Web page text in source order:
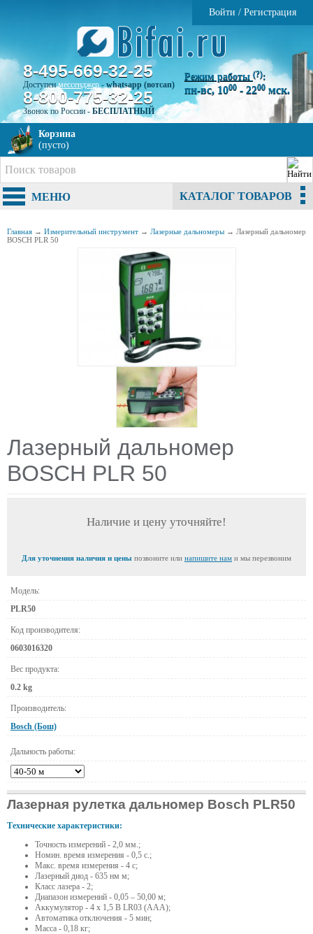
Войти / Регистрация
8-495-669-32-25
Доступенмессенджер-whatsapp (вотсап)
8-800-775-32-25
Звонок по России - БЕСПЛАТНЫЙ
Режим работы (?):
пн-вс, 1000 - 2200 мск.
Корзина
(пусто)
МЕНЮ КАТАЛОГ ТОВАРОВ
Главная → Измерительный инструмент → Лазерные дальномеры → Лазерный дальномер
BOSCH PLR 50
Лазерный дальномер
BOSCH PLR 50
Наличие и цену уточняйте!
Для уточнения наличия и цены позвоните или напишите нам и мы перезвоним
Модель:
PLR50
Код производителя:
0603016320
Вес продукта:
0.2 kg
Производитель:
Bosch (Бош)
Дальность работы:
Лазерная рулетка дальномер Bosch PLR50
Технические характеристики:
Точность измерений - 2,0 мм.;
Номин. время измерения - 0,5 с.;
Макс. время измерения - 4 с;
Лазерный диод - 635 нм м;
Класс лазера - 2;
Диапазон измерений - 0,05 – 50,00 м;
Аккумулятор - 4 x 1,5 В LR03 (AAA);
Автоматика отключения - 5 мин;
Масса - 0,18 кг;